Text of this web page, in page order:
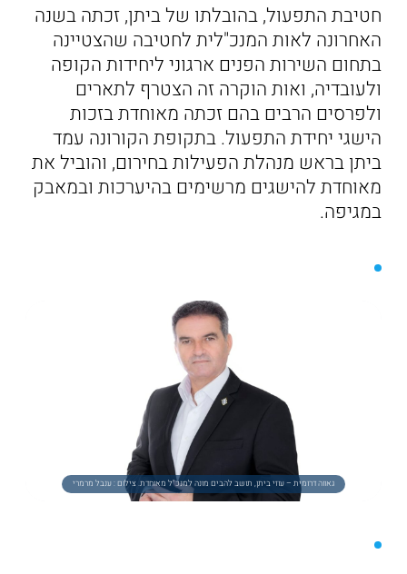
חטיבת התפעול, בהובלתו של ביתן, זכתה בשנה
האחרונה לאות המנכ"לית לחטיבה שהצטיינה
בתחום השירות הפנים ארגוני ליחידות הקופה
ולעובדיה, ואות הוקרה זה הצטרף לתארים
ולפרסים הרבים בהם זכתה מאוחדת בזכות
הישגי יחידת התפעול. בתקופת הקורונה עמד
ביתן בראש מנהלת הפעילות בחירום, והוביל את
מאוחדת להישגים מרשימים בהיערכות ובמאבק
במגיפה.
גאווה דרומית – עוזי ביתן, תושב להבים מונה למנכ"ל מאוחדת. צילום : ענבל מרמרי